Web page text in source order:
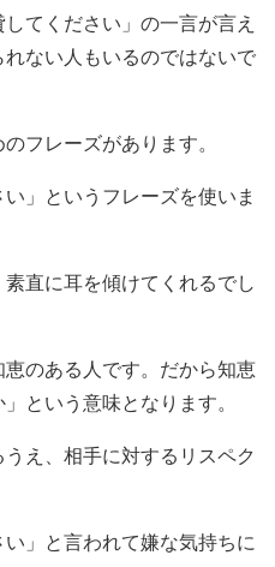
てください」の一言が言え
ない人もいるのではないで
フレーズがあります。
」というフレーズを使いま
直に耳を傾けてくれるでし
恵のある人です。だから知恵
という意味となります。
え、相手に対するリスペク
い」と言われて嫌な気持ちに